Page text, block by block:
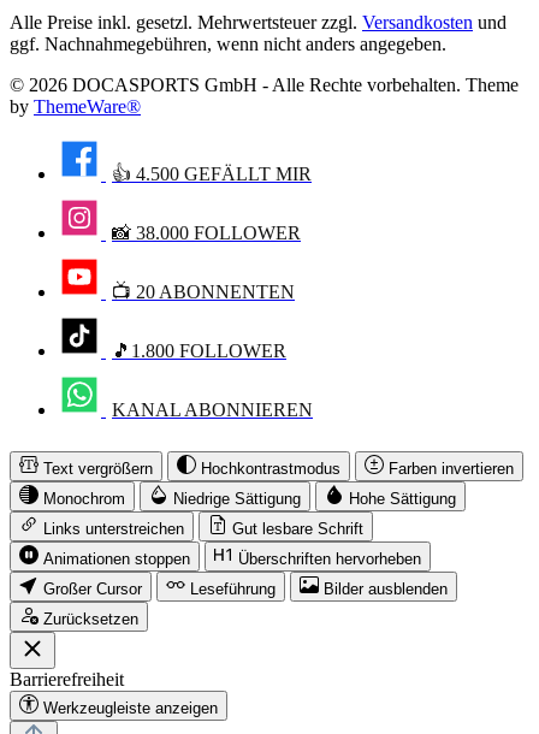
Alle Preise inkl. gesetzl. Mehrwertsteuer zzgl. Versandkosten und
ggf. Nachnahmegebühren, wenn nicht anders angegeben.
© 2026 DOCASPORTS GmbH - Alle Rechte vorbehalten. Theme
by ThemeWare®
👍 4.500 GEFÄLLT MIR
📸 38.000 FOLLOWER
📺 20 ABONNENTEN
🎵1.800 FOLLOWER
KANAL ABONNIEREN
Text vergrößern Hochkontrastmodus
Farben invertieren
Monochrom
Niedrige Sättigung
Hohe Sättigung
Links unterstreichen
Gut lesbare Schrift
Animationen stoppen
Überschriften hervorheben
Großer Cursor
Leseführung
Bilder ausblenden
Zurücksetzen
Barrierefreiheit
Werkzeugleiste anzeigen